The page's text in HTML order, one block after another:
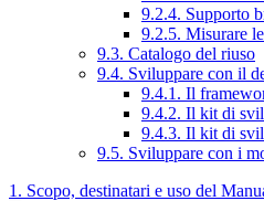
9.2.4. Supporto
9.2.5. Misurare
9.3. Catalogo del riuso
9.4. Sviluppare con il
9.4.1. Il
9.4.2. Il kit di
9.4.3. Il kit di
9.5. Sviluppare con i
1. Scopo, destinatari e uso del